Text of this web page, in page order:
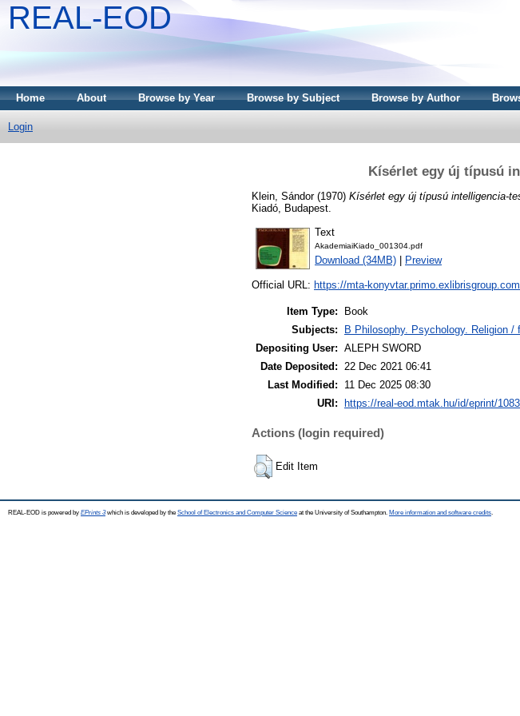
REAL-EOD
Home About Browse by Year Browse by Subject Browse by Author
Login
Kísérlet egy új típusú
Klein, Sándor(1970) Kísérlet egy új típusú intelligencia-
Kiadó, Budapest.
Text
AkademiaiKiado_001304.pdf
Download (34MB) Preview
Official URL: https://mta-
Item Type:
Book
Subjects:
B Philosophy. Psychology. Religion
Depositing User: ALEPH SWORD
Date Deposited: 22 Dec 2021 06:41
Last Modified:
11 Dec 2025 08:30
URI:
https://real-eod.mtak.hu/id/eprint/
Actions (login required)
Edit Item
REAL-EOD is powered by EPrints 3which is developed by the School of Electronics and Computer Science at the University of Southampton. More information and software credits